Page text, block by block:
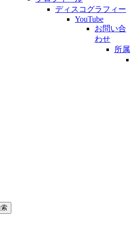
ディスコグラフィー
YouTube
お問い合
わせ
所属